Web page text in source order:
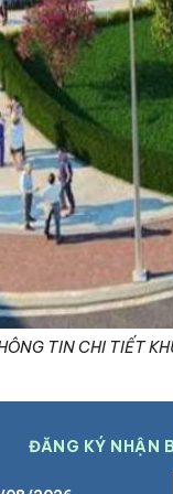
TIN CHI TIẾT
ĐĂNG KÝ NHẬN